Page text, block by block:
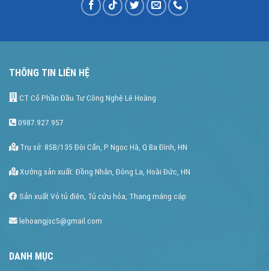
THÔNG TIN LIÊN HỆ
CT Cổ Phần Đầu Tư Công Nghệ Lê Hoàng
0987.927.957
Trụ sở: 85B/135 Đội Cấn, P Ngọc Hà, Q Ba Đình, HN
Xưởng sản xuất: Đồng Nhân, Đông La, Hoài Đức, HN
Sản xuất Vỏ tủ điên, Tủ cứu hỏa, Thang máng cáp
lehoangjsc5@gmail.com
DANH MỤC